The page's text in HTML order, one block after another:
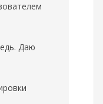
Даю